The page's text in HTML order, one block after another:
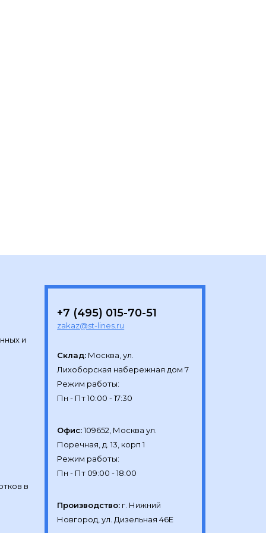
и
+7 (495) 015-70-51
zakaz@st-lines.ru
Склад: Москва, ул.
Лихоборская набережная дом 7
Режим работы:
Офис: 109652, Москва ул.
Поречная, д. 13, корп 1
Режим работы:
Производство: г. Нижний
Новгород, ул. Дизельная 46Е
в